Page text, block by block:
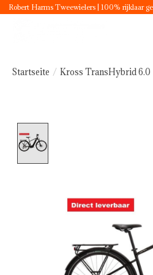
Robert Harms Tweewielers | 100% rijklaar
Startseite / Kross TransHybrid 6.0